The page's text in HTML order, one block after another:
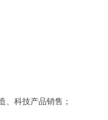
、科技产品销售；